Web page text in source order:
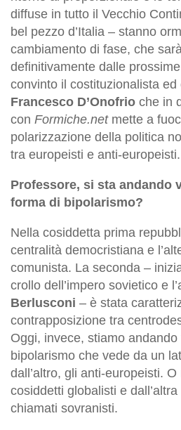
diffuse in tutto il Vecchio
bel pezzo d’Italia – stanno
cambiamento di fase, che
definitivamente dalle
convinto il costituzionalista ed
Francesco D’Onofrio che in
con Formiche.netmette a
polarizzazione della politica
tra europeisti e anti-europeisti.
Professore, si sta andando
forma di bipolarismo?
Nella cosiddetta prima
centralità democristiana e
comunista. La seconda –
crollo dell’impero sovietico e
Berlusconi – è stata
contrapposizione tra
Oggi, invece, stiamo
bipolarismo che vede da un
dall’altro, gli anti-europeisti.
cosiddetti globalisti e
chiamati sovranisti.